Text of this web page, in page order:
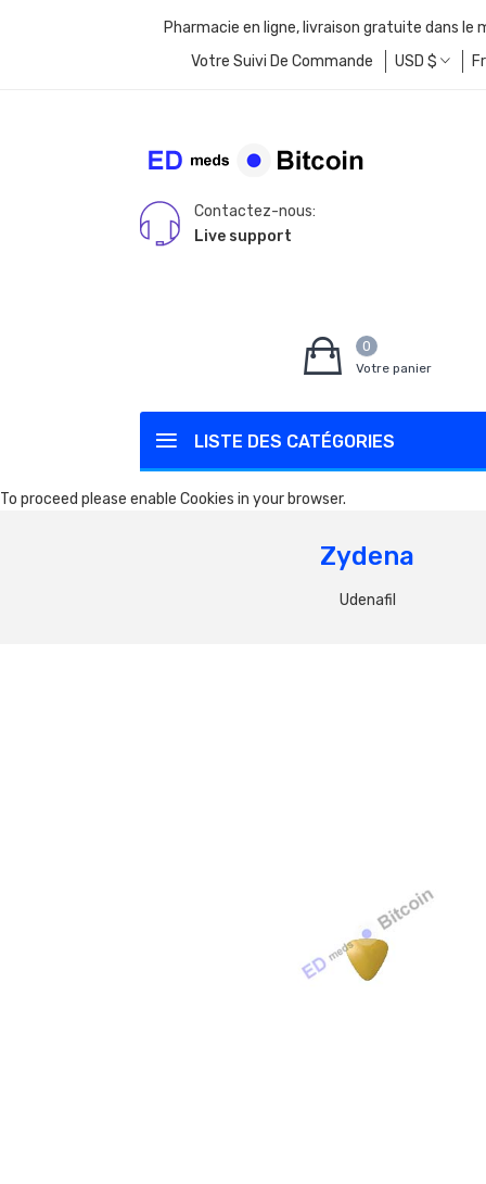
Pharmacie en ligne, livraison gratuite dans le
Votre Suivi De Commande
USD $
Contactez-nous:
Live support
LISTE DES CATÉGORIES
0
Votre panier
To proceed please enable Cookies in your browser.
Zydena
Udenafil